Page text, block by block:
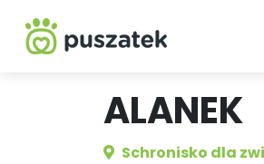
ALANEK
Schronisko dla